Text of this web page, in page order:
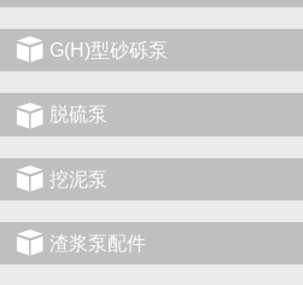
G(H)型砂砾泵
脱硫泵
挖泥泵
渣浆泵配件